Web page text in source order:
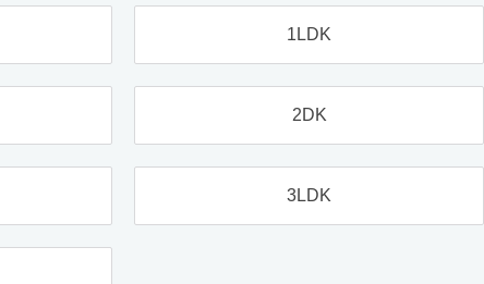
1LDK
2DK
3LDK